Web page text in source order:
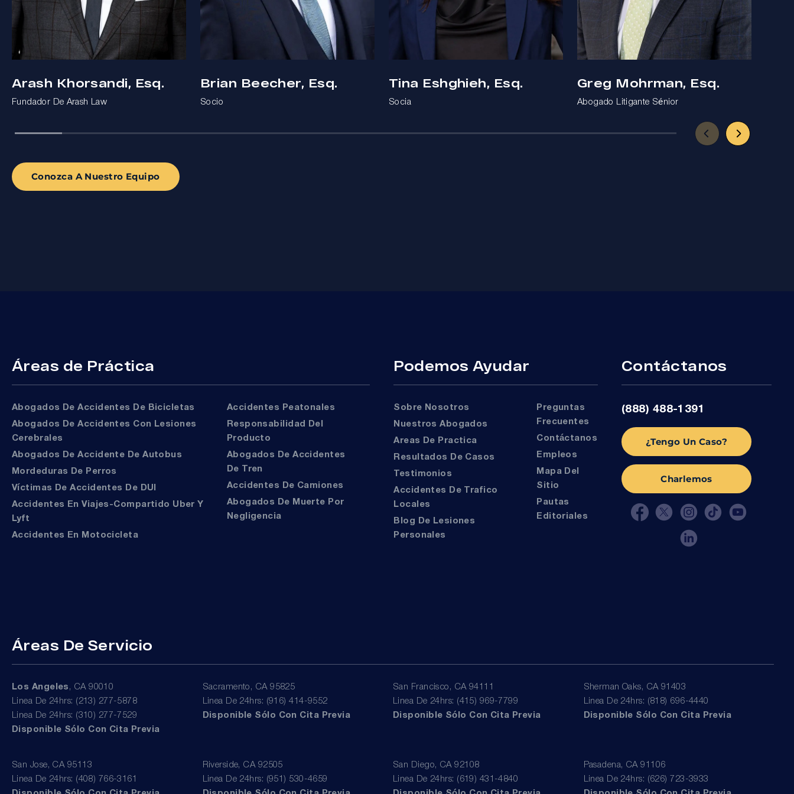
Arash Khorsandi, Esq.
Fundador De Arash Law
Brian Beecher, Esq.
Socio
Tina Eshghieh, Esq.
Socia
Greg Mohrman, Esq.
Abogado Litigante Sénior
Conozca A Nuestro Equipo
Áreas de Práctica
Abogados De Accidentes De Bicicletas
Abogados De Accidentes Con Lesiones
Cerebrales
Abogados De Accidente De Autobus
Mordeduras De Perros
Víctimas De Accidentes De DUI
Accidentes En Viajes-Compartido Uber Y
Lyft
Accidentes En Motocicleta
Accidentes Peatonales
Responsabilidad Del
Producto
Abogados De Accidentes
De Tren
Accidentes De Camiones
Abogados De Muerte Por
Negligencia
Podemos Ayudar
Sobre Nosotros
Nuestros Abogados
Areas De Practica
Resultados De Casos
Testimonios
Accidentes De Trafico
Locales
Blog De Lesiones
Personales
Preguntas
Frecuentes
Contáctanos
Empleos
Mapa Del
Sitio
Pautas
Editoriales
Contáctanos
(888) 488-1391
¿Tengo Un Caso?
Charlemos
Áreas De Servicio
Los Angeles , CA 90010
Linea De 24hrs: (213) 277-5878
Linea De 24hrs: (310) 277-7529
Disponible Sólo Con Cita Previa
Sacramento, CA 95825
Linea De 24hrs: (916) 414-9552
Disponible Sólo Con Cita Previa
San Francisco, CA 94111
Linea De 24hrs: (415) 969-7799
Disponible Sólo Con Cita Previa
Sherman Oaks, CA 91403
Linea De 24hrs: (818) 696-4440
Disponible Sólo Con Cita Previa
San Jose, CA 95113
Linea De 24hrs: (408) 766-3161
Riverside, CA 92505
Linea De 24hrs: (951) 530-4659
San Diego, CA 92108
Linea De 24hrs: (619) 431-4840
Pasadena, CA 91106
Linea De 24hrs: (626) 723-3933